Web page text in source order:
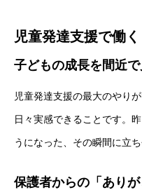
児童発達支援で働く
子どもの成長を間近
児童発達支援の最大のやり
日々実感できることです。
うになった、その瞬間に立
保護者からの「ありが